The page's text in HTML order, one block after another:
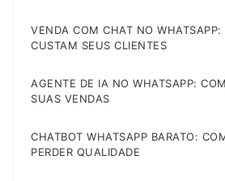
VENDA COM CHAT NO WHATSAPP:
CUSTAM SEUS CLIENTES
AGENTE DE IA NO WHATSAPP:
SUAS VENDAS
CHATBOT WHATSAPP BARATO:
PERDER QUALIDADE